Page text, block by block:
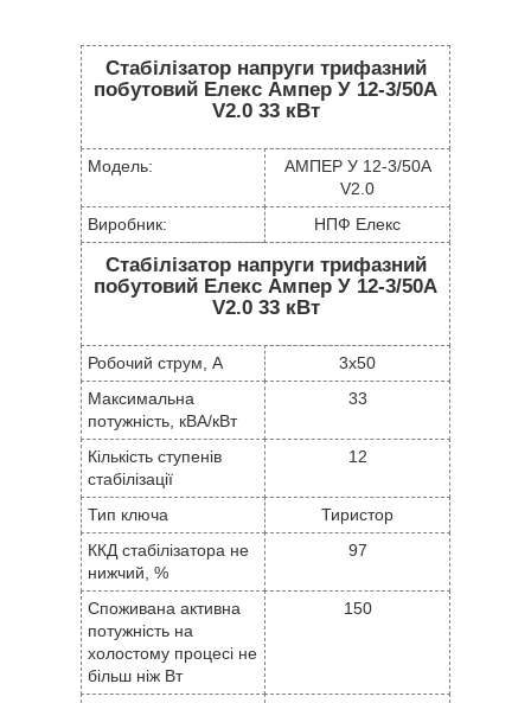
Стабілізатор напруги трифазний
побутовий Елекс Ампер У 12-3/50А
V2.0 33 кВт
Модель:
АМПЕР У 12-3/50A
V2.0
Виробник:
НПФ Елекс
Стабілізатор напруги трифазний
побутовий Елекс Ампер У 12-3/50А
V2.0 33 кВт
Робочий струм, А
3x50
Максимальна
потужність, кВА/кВт
33
Кількість ступенів
стабілізації
12
Тип ключа
Тиристор
ККД стабілізатора не
нижчий, %
97
Споживана активна
потужність на
холостому процесі не
більш ніж Вт
150